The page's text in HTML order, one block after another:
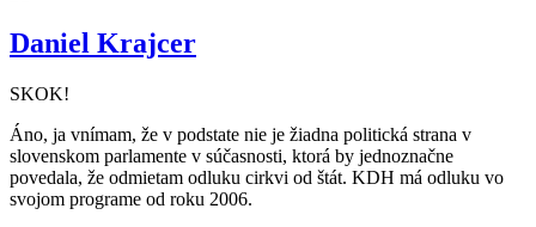
Daniel Krajcer
SKOK!
Áno, ja vnímam, že v podstate nie je žiadna politická strana v
slovenskom parlamente v súčasnosti, ktorá by jednoznačne
povedala, že odmietam odluku cirkvi od štát. KDH má odluku vo
svojom programe od roku 2006.